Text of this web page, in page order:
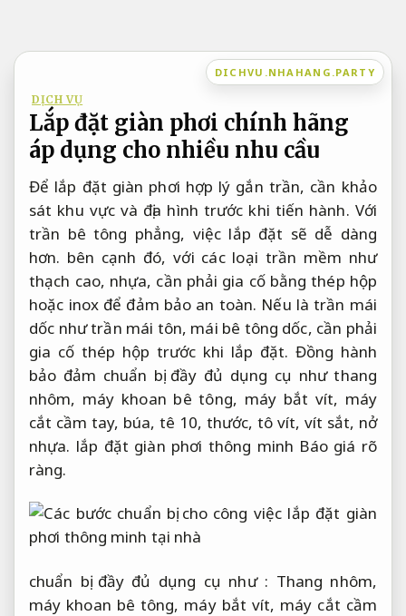
nội
DICHVU.NHAHANG.PARTY
DỊCH VỤ
Lắp đặt giàn phơi chính hãng
áp dụng cho nhiều nhu cầu
Để lắp đặt giàn phơi hợp lý gắn trần, cần khảo
sát khu vực và địa hình trước khi tiến hành. Với
trần bê tông phẳng, việc lắp đặt sẽ dễ dàng
hơn. bên cạnh đó, với các loại trần mềm như
thạch cao, nhựa, cần phải gia cố bằng thép hộp
hoặc inox để đảm bảo an toàn. Nếu là trần mái
dốc như trần mái tôn, mái bê tông dốc, cần phải
gia cố thép hộp trước khi lắp đặt. Đồng hành
bảo đảm chuẩn bị đầy đủ dụng cụ như thang
nhôm, máy khoan bê tông, máy bắt vít, máy
cắt cầm tay, búa, tê 10, thước, tô vít, vít sắt, nở
nhựa. lắp đặt giàn phơi thông minh Báo giá rõ
ràng.
chuẩn bị đầy đủ dụng cụ như : Thang nhôm,
máy khoan bê tông, máy bắt vít, máy cắt cầm